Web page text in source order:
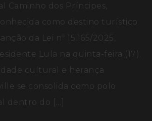
Caminho dos Príncipes,
como destino turístico
da Lei nº 15.165/2025,
Lula na quinta-feira (17).
cultural e herança
se consolida como polo
dentro do […]